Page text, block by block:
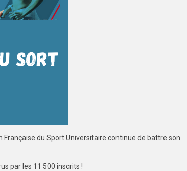
Française du Sport Universitaire continue de battre son
par les 11 500 inscrits !